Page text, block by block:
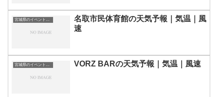
宮城県のイベント会場一覧
名取市民体育館の天気予報｜気温｜風
速
宮城県のイベント会場一覧 VORZ BARの天気予報｜気温｜風速